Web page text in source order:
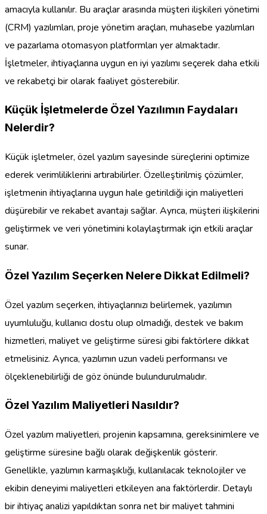
amacıyla kullanılır. Bu araçlar arasında müşteri ilişkileri yönetimi
(CRM) yazılımları, proje yönetim araçları, muhasebe yazılımları
ve pazarlama otomasyon platformları yer almaktadır.
İşletmeler, ihtiyaçlarına uygun en iyi yazılımı seçerek daha etkili
ve rekabetçi bir olarak faaliyet gösterebilir.
Küçük İşletmelerde Özel Yazılımın Faydaları
Nelerdir?
Küçük işletmeler, özel yazılım sayesinde süreçlerini optimize
ederek verimliliklerini artırabilirler. Özelleştirilmiş çözümler,
işletmenin ihtiyaçlarına uygun hale getirildiği için maliyetleri
düşürebilir ve rekabet avantajı sağlar. Ayrıca, müşteri ilişkilerini
geliştirmek ve veri yönetimini kolaylaştırmak için etkili araçlar
sunar.
Özel Yazılım Seçerken Nelere Dikkat Edilmeli?
Özel yazılım seçerken, ihtiyaçlarınızı belirlemek, yazılımın
uyumluluğu, kullanıcı dostu olup olmadığı, destek ve bakım
hizmetleri, maliyet ve geliştirme süresi gibi faktörlere dikkat
etmelisiniz. Ayrıca, yazılımın uzun vadeli performansı ve
ölçeklenebilirliği de göz önünde bulundurulmalıdır.
Özel Yazılım Maliyetleri Nasıldır?
Özel yazılım maliyetleri, projenin kapsamına, gereksinimlere ve
geliştirme süresine bağlı olarak değişkenlik gösterir.
Genellikle, yazılımın karmaşıklığı, kullanılacak teknolojiler ve
ekibin deneyimi maliyetleri etkileyen ana faktörlerdir. Detaylı
bir ihtiyaç analizi yapıldıktan sonra net bir maliyet tahmini